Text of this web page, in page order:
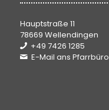
Hauptstraße 11
78669 Wellendingen
+49 7426 1285
E-Mail ans Pfarrbüro